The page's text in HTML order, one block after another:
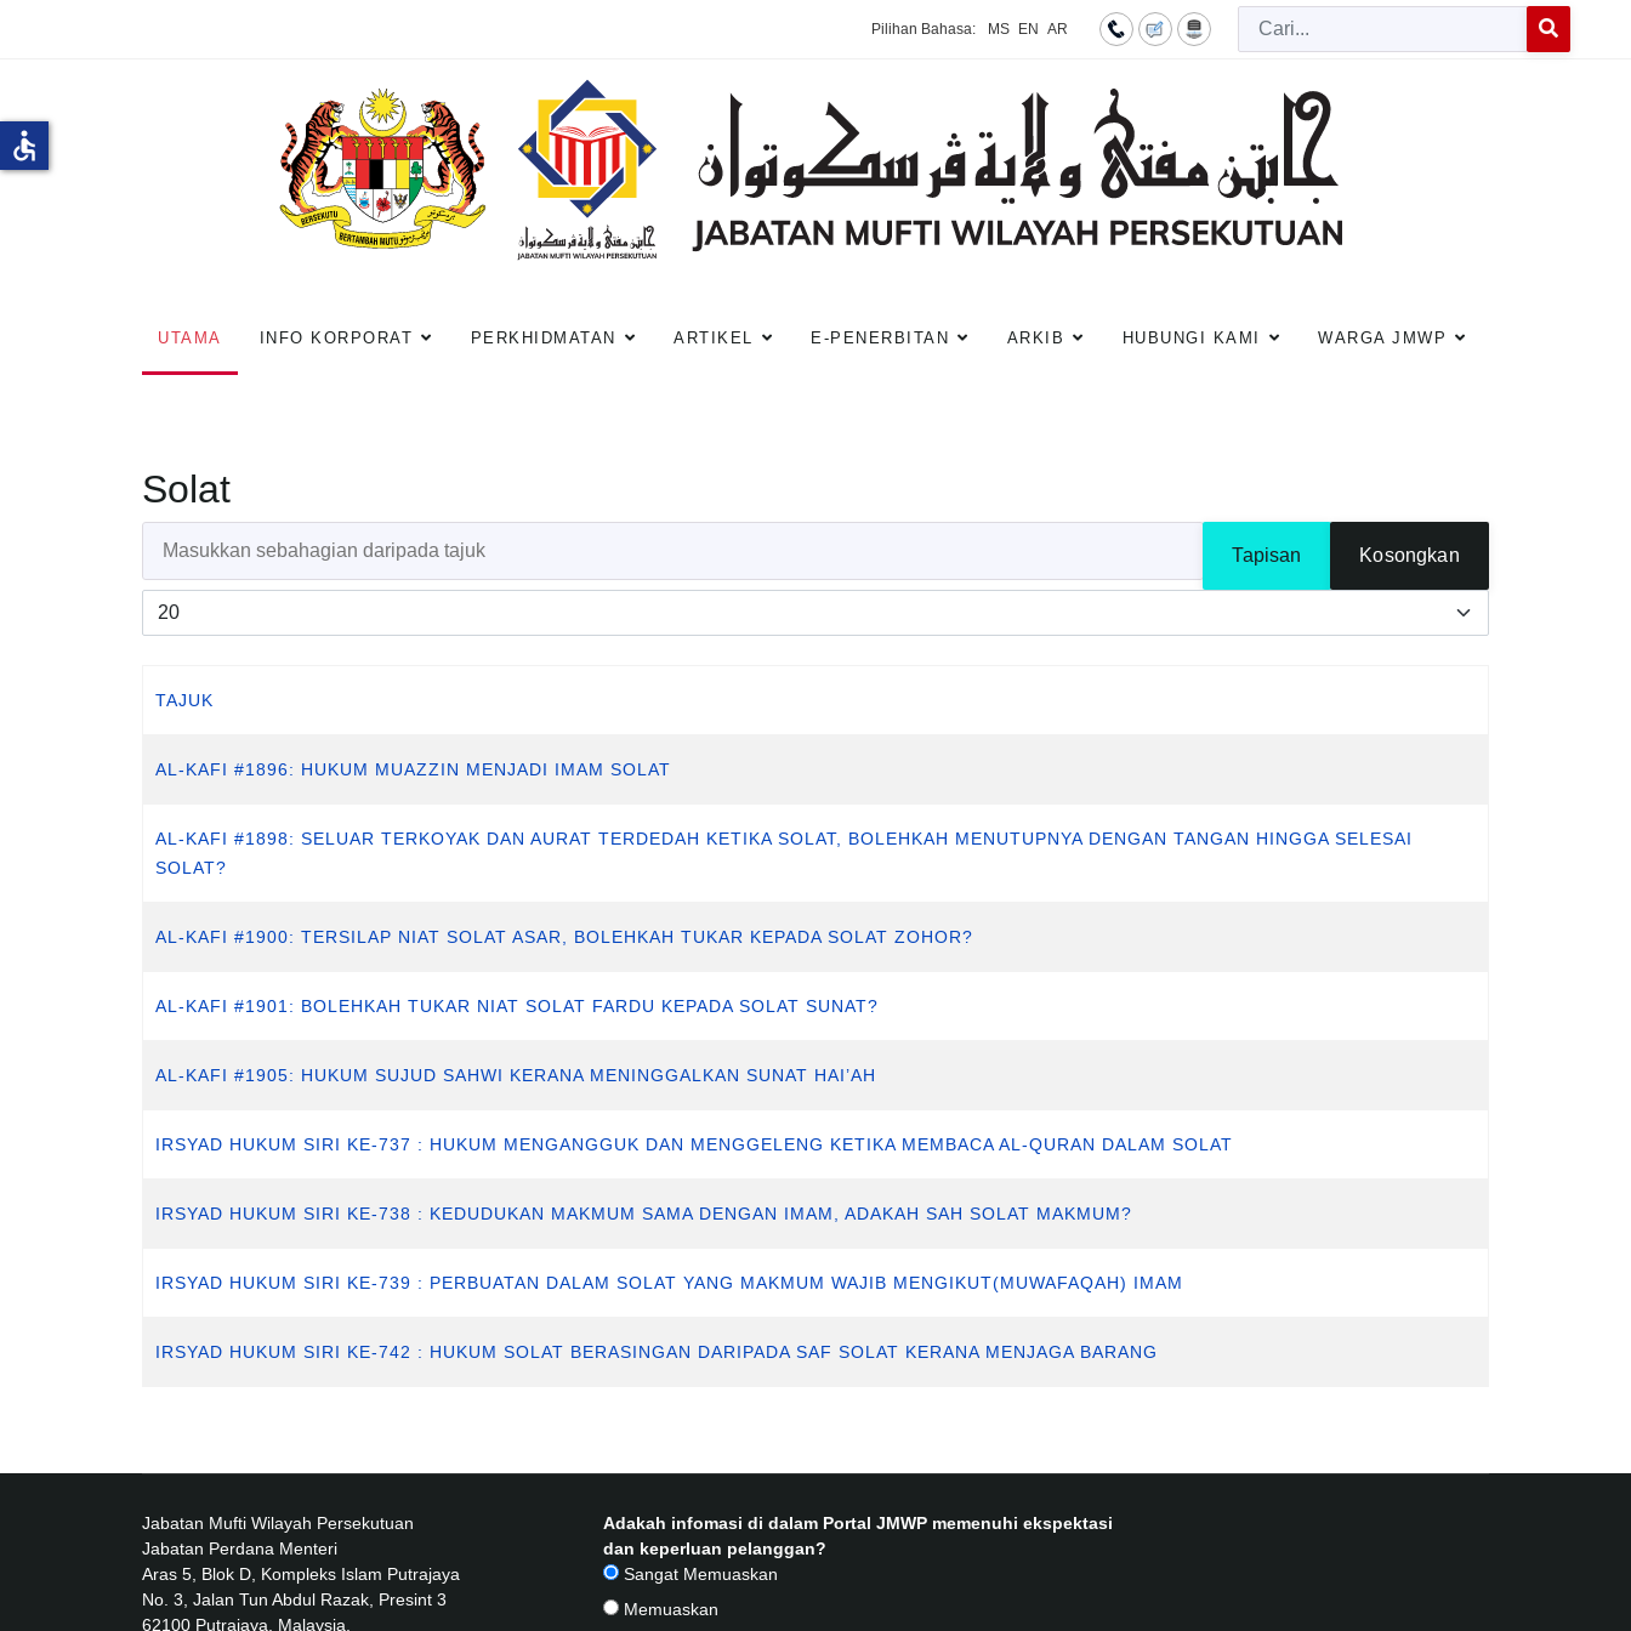
Pilihan Bahasa: MS EN AR
Cari
UTAMA INFO KORPORAT PERKHIDMATAN ARTIKEL E-PENERBITAN ARKIB HUBUNGI KAMI WARGA JMWP
Solat
Tapisan Kosongkan
Papar #
TAJUK
AL-KAFI #1896: HUKUM MUAZZIN MENJADI IMAM SOLAT
AL-KAFI #1898: SELUAR TERKOYAK DAN AURAT TERDEDAH KETIKA SOLAT, BOLEHKAH MENUTUPNYA DENGAN TANGAN HINGGA SELESAI
SOLAT?
AL-KAFI #1900: TERSILAP NIAT SOLAT ASAR, BOLEHKAH TUKAR KEPADA SOLAT ZOHOR?
AL-KAFI #1901: BOLEHKAH TUKAR NIAT SOLAT FARDU KEPADA SOLAT SUNAT?
AL-KAFI #1905: HUKUM SUJUD SAHWI KERANA MENINGGALKAN SUNAT HAI’AH
IRSYAD HUKUM SIRI KE-737 : HUKUM MENGANGGUK DAN MENGGELENG KETIKA MEMBACA AL-QURAN DALAM SOLAT
IRSYAD HUKUM SIRI KE-738 : KEDUDUKAN MAKMUM SAMA DENGAN IMAM, ADAKAH SAH SOLAT MAKMUM?
IRSYAD HUKUM SIRI KE-739 : PERBUATAN DALAM SOLAT YANG MAKMUM WAJIB MENGIKUT(MUWAFAQAH) IMAM
IRSYAD HUKUM SIRI KE-742 : HUKUM SOLAT BERASINGAN DARIPADA SAF SOLAT KERANA MENJAGA BARANG
Jabatan Mufti Wilayah Persekutuan
Jabatan Perdana Menteri
Aras 5, Blok D, Kompleks Islam Putrajaya
No. 3, Jalan Tun Abdul Razak, Presint 3
62100 Putrajaya, Malaysia.
Adakah infomasi di dalam Portal JMWP memenuhi ekspektasi
dan keperluan pelanggan?
Sangat Memuaskan
Memuaskan
accessible